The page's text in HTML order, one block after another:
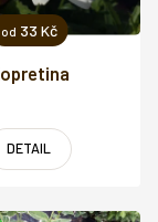
od 33 Kč
DETAIL